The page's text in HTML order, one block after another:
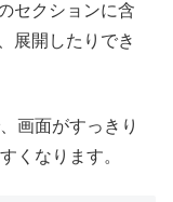
セクションに含
展開したりでき
画面がすっきり
くなります。